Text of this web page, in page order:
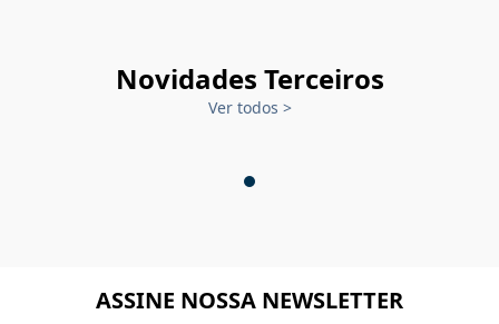
Novidades Terceiros
Ver todos >
ASSINE NOSSA NEWSLETTER